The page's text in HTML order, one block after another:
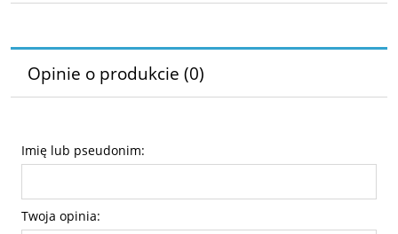
Opinie o produkcie (0)
Imię lub pseudonim:
Twoja opinia: